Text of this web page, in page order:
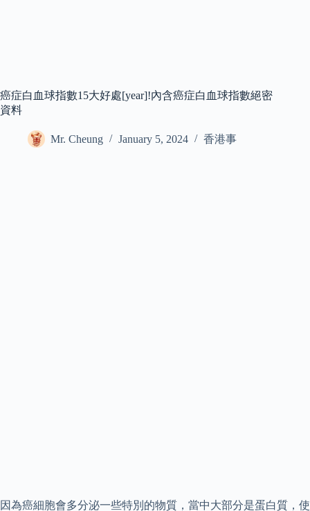
癌症白血球指數15大好處[year]!內含癌症白血球指數絕密
資料
Mr. Cheung January 5, 2024 香港事
因為癌細胞會多分泌一些特別的物質，當中大部分是蛋白質，使